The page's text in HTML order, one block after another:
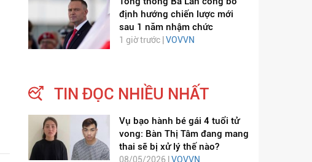
19
định hướng chiến lược mới
sau 1 năm nhậm chức
1 giờ trước |VOVVN
TIN ĐỌC NHIỀU NHẤT
Vụ bạo hành bé gái 4 tuổi tử
vong: Bàn Thị Tâm đang mang
thai sẽ bị xử lý thế nào?
08/05/2026 | VOVVN